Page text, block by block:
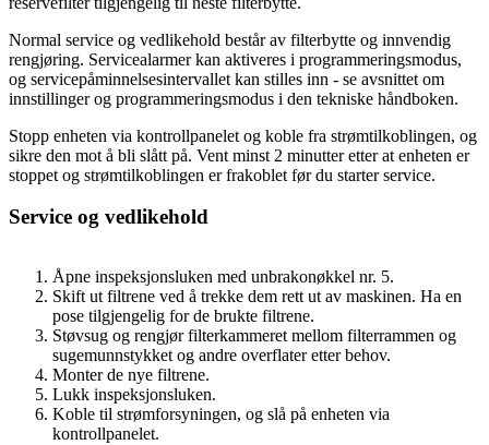
Normal service og vedlikehold består av filterbytte og innvendig
rengjøring. Servicealarmer kan aktiveres i programmeringsmodus,
og servicepåminnelsesintervallet kan stilles inn - se avsnittet om
innstillinger og programmeringsmodus i den tekniske håndboken.
Stopp enheten via kontrollpanelet og koble fra strømtilkoblingen, og
sikre den mot å bli slått på. Vent minst 2 minutter etter at enheten er
stoppet og strømtilkoblingen er frakoblet før du starter service.
Service og vedlikehold
Åpne inspeksjonsluken med unbrakonøkkel nr. 5.
Skift ut filtrene ved å trekke dem rett ut av maskinen. Ha en
pose tilgjengelig for de brukte filtrene.
Støvsug og rengjør filterkammeret mellom filterrammen og
sugemunnstykket og andre overflater etter behov.
Monter de nye filtrene.
Lukk inspeksjonsluken.
Koble til strømforsyningen, og slå på enheten via
kontrollpanelet.